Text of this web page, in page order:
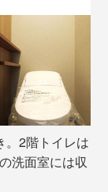
。2階トイレは
洗面室には収